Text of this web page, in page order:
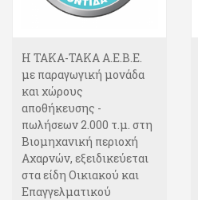
Η ΤΑΚΑ-ΤΑΚΑ Α.Ε.Β.Ε.
με παραγωγική μονάδα
και χώρους
αποθήκευσης -
πωλήσεων 2.000 τ.μ. στη
Βιομηχανική περιοχή
Αχαρνών, εξειδικεύεται
στα είδη Οικιακού και
Επαγγελματικού